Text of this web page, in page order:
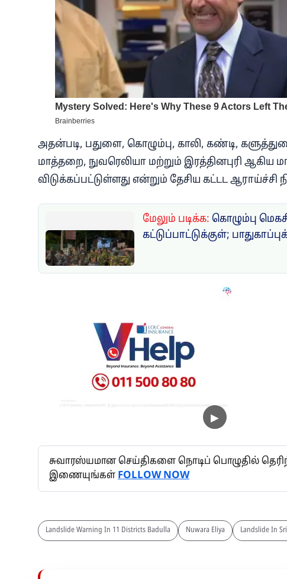
அதன்படி, பதுளை, கொழும்பு, காலி, கண்டி,
மாத்தறை, நுவரெலியா மற்றும் இரத்தினபுரி ஆகிய
விடுக்கப்பட்டுள்ளது என்றும் தேசிய கட்டட ஆராய்ச்சி
மேலும் படிக்க: கொழும்பு
கட்டுப்பாட்டுக்குள்;
சுவாரஸ்யமான செய்திகளை நொடிப் பொழுதில்
இணையுங்கள் FOLLOW NOW
Landslide Warning In 11 Districts Badulla Nuwara Eliya Landslide In